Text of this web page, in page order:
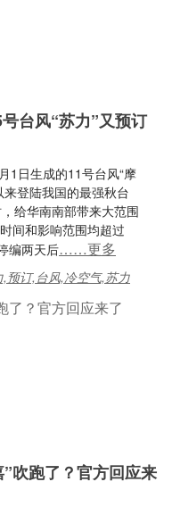
台风“苏力”又预订
1日生成的11号台风“摩
登陆我国的最强秋台
给华南南部带来大范围
间和影响范围均超过
编两天后……更多
,预订,台风,冷空气,苏力
吹跑了？官方回应来